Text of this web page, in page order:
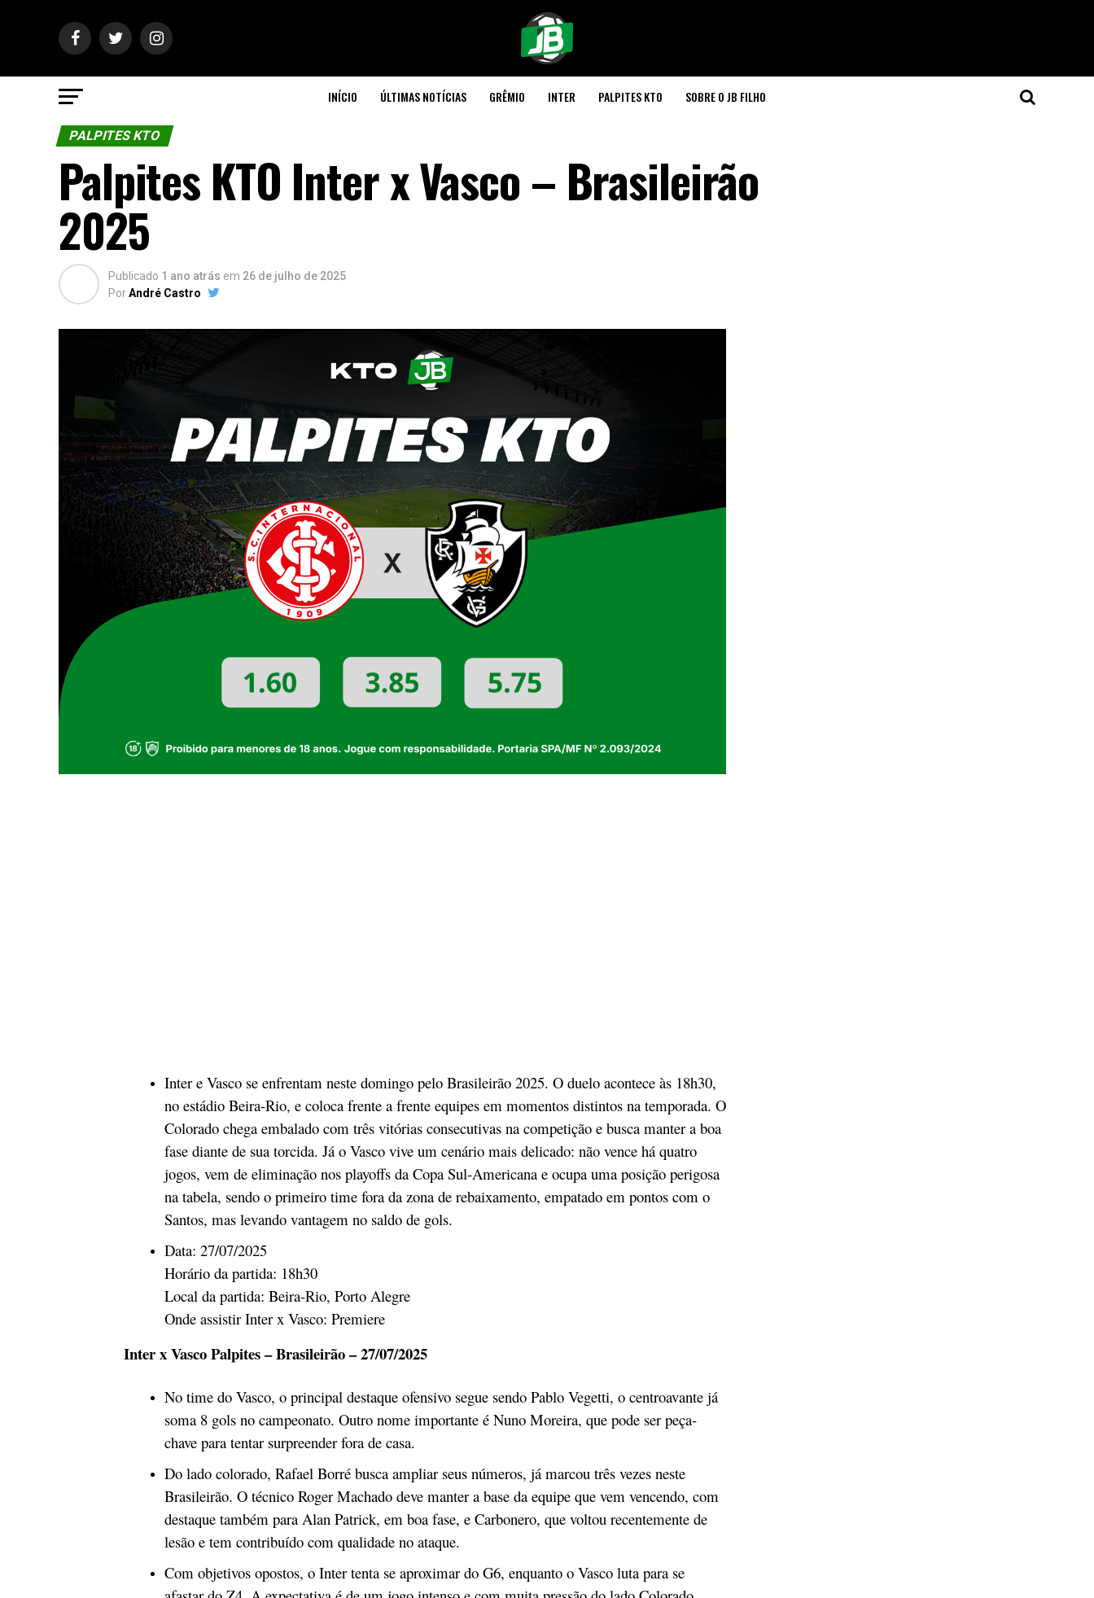
INÍCIO ÚLTIMAS NOTÍCIAS GRÊMIO INTER PALPITES KTO SOBRE O JB FILHO
PALPITES KTO
Palpites KTO Inter x Vasco – Brasileirão
2025
Publicado 1 ano atrás em 26 de julho de 2025
PorAndré Castro
Inter e Vasco se enfrentam neste domingo pelo Brasileirão 2025. O duelo acontece às 18h30,
no estádio Beira-Rio, e coloca frente a frente equipes em momentos distintos na temporada. O
Colorado chega embalado com três vitórias consecutivas na competição e busca manter a boa
fase diante de sua torcida. Já o Vasco vive um cenário mais delicado: não vence há quatro
jogos, vem de eliminação nos playoffs da Copa Sul-Americana e ocupa uma posição perigosa
na tabela, sendo o primeiro time fora da zona de rebaixamento, empatado em pontos com o
Santos, mas levando vantagem no saldo de gols.
Data: 27/07/2025
Horário da partida: 18h30
Local da partida: Beira-Rio, Porto Alegre
Onde assistir Inter x Vasco: Premiere
Inter x Vasco Palpites – Brasileirão – 27/07/2025
No time do Vasco, o principal destaque ofensivo segue sendo Pablo Vegetti, o centroavante já
soma 8 gols no campeonato. Outro nome importante é Nuno Moreira, que pode ser peça-
chave para tentar surpreender fora de casa.
Do lado colorado, Rafael Borré busca ampliar seus números, já marcou três vezes neste
Brasileirão. O técnico Roger Machado deve manter a base da equipe que vem vencendo, com
destaque também para Alan Patrick, em boa fase, e Carbonero, que voltou recentemente de
lesão e tem contribuído com qualidade no ataque.
Com objetivos opostos, o Inter tenta se aproximar do G6, enquanto o Vasco luta para se